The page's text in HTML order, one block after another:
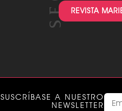
REVISTA
SUSCRÍBASE A NUESTRO
NEWSLETTER